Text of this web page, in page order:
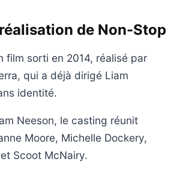
de Non-Stop
film sorti en 2014, réalisé par
qui a déjà dirigé Liam
identité.
Neeson, le casting réunit
Moore, Michelle Dockery,
Scoot McNairy.